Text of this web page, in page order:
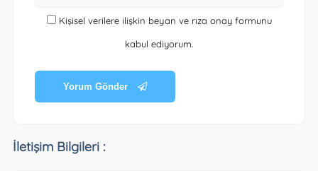
Kişisel verilere ilişkin beyan ve rıza onay formunu
kabul ediyorum.
Yorum Gönder
İletişim Bilgileri :